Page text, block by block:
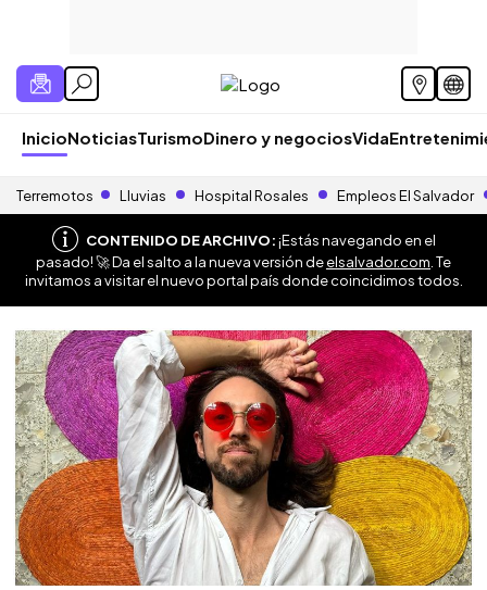
InicioNoticiasTurismoDinero y negociosVida
Terremotos Lluvias Hospital Rosales Empleos El Salvador
CONTENIDO DE ARCHIVO:¡Estás navegando en el
pasado! 🚀 Da el salto a la nueva versión deelsalvador.com . Te
invitamos a visitar el nuevo portal país donde coincidimos todos.